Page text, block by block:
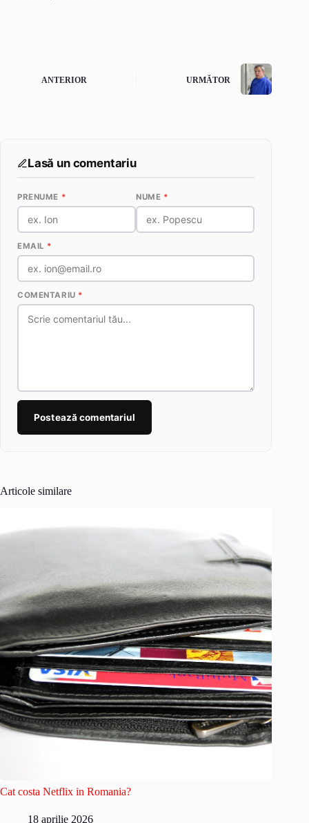
ANTERIOR URMĂTOR
Lasă un comentariu
PRENUME * NUME *
EMAIL *
COMENTARIU *
Postează comentariul
Articole similare
Cat costa Netflix in Romania?
18 aprilie 2026